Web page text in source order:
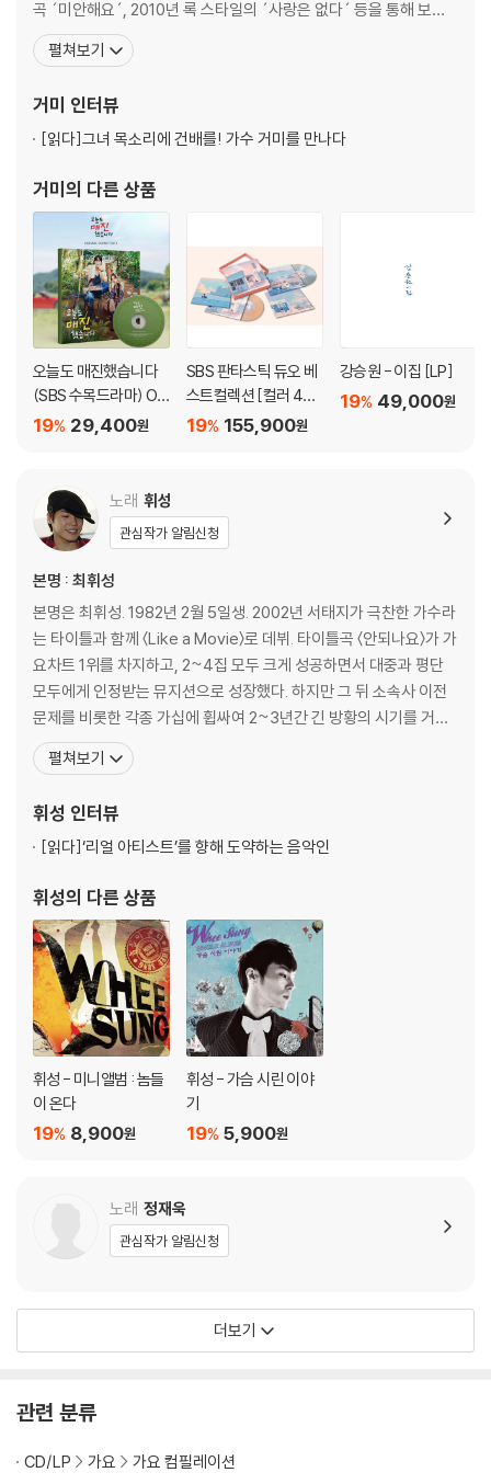
곡 ´미안해요´, 2010년 록 스타일의 ´사랑은 없다´ 등을 통해 보컬
리스트로서의 영역을 확장해나가며 계속 발전하는 모습을 보이고 있
다. 최근에는 MBC 인기 음악프로그램 ´나는 가수다´에 최연소 가수
펼쳐보기
거미 인터뷰
[읽다]그녀 목소리에 건배를! 가수 거미를 만나다
거미 의 다른 상품
오늘도 매진했습니다
(SBS 수목드라마) OS
T
29,400원
19%
SBS 판타스틱 듀오 베
스트컬렉션 [컬러 4LP
박스세트]155,900원
19%
강승원 - 이집 [LP]
49,000원
19%
노래 휘성
관심작가 알림신청
본명 : 최휘성
본명은 최휘성. 1982년 2월 5일생. 2002년 서태지가 극찬한 가수라
는 타이틀과 함께 〈Like a Movie〉로 데뷔. 타이틀곡 〈안되나요〉가 가
요차트 1위를 차지하고, 2~4집 모두 크게 성공하면서 대중과 평단
모두에게 인정받는 뮤지션으로 성장했다. 하지만 그 뒤 소속사 이전
문제를 비롯한 각종 가십에 휩싸여 2~3년간 긴 방황의 시기를 거쳤
다. 그 기간 동안 그는 은퇴를 생각하기도 했고, 우울증과 불면증에 시
달리다 못해 자살을 결심하기까지 했다. 오랜 방황을 딛고 다시 돌아
을 한 권의 책으로 묶
펼쳐보기
휘성 인터뷰
[읽다]‘리얼 아티스트’를 향해 도약하는 음악인
휘성의 다른 상품
휘성 - 미니앨범 : 놈들
이 온다
8,900원
19%
휘성 - 가슴 시린 이야
기
5,900원
19%
노래 정재욱
관심작가 알림신청
더보기
관련 분류
CD/LP 가요 가요 컴필레이션